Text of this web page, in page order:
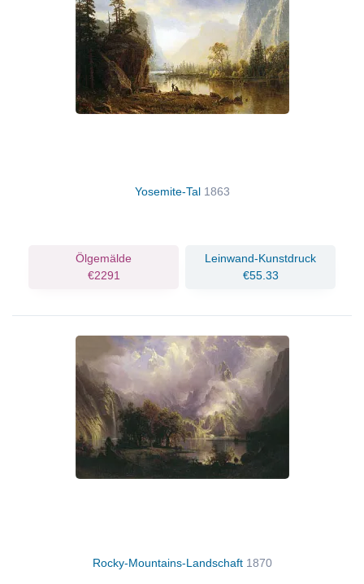
Yosemite-Tal 1863
Ölgemälde
€2291
Leinwand-Kunstdruck
€55.33
Rocky-Mountains-Landschaft 1870